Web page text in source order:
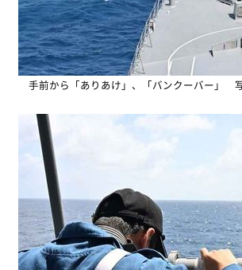
手前から「ありあけ」、「バンクーバー」